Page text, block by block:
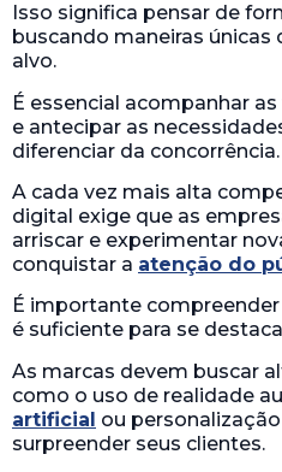
Isso significa pensar de
buscando maneiras únicas
alvo.
É essencial acompanhar
e antecipar as
diferenciar da concorrência.
A cada vez mais alta
digital exige que as
arriscar e experimentar
conquistar a atenção do
É importante
é suficiente para se
As marcas devem buscar
como o uso de realidade
artificial ou
surpreender seus clientes.